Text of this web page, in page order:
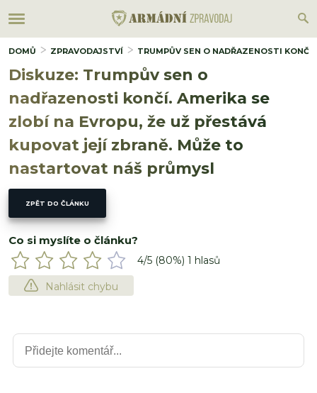
DOMŮ ZPRAVODAJSTVÍ TRUMPŮV SEN O NADŘAZENOSTI
Diskuze: Trumpův sen o
nadřazenosti končí. Amerika se
zlobí na Evropu, že už přestává
kupovat její zbraně. Může to
nastartovat náš průmysl
ZPĚT DO ČLÁNKU
Co si myslíte o článku?
4/5 (80%) 1 hlasů
Nahlásit chybu